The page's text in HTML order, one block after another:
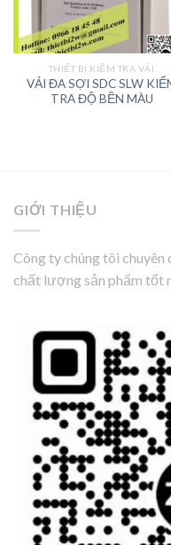
THIẾT BỊ KIỂM TRA VẢI
VẢI ĐA SỢI SDC SLW
TRA ĐỘ BỀN MÀU
GIỚI THIỆU
Công ty chúng tôi
chất lượng sản phẩm tốt